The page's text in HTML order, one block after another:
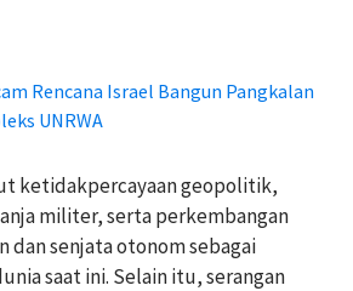
Rencana Israel Bangun Pangkalan
UNRWA
ketidakpercayaan geopolitik,
militer, serta perkembangan
dan senjata otonom sebagai
saat ini. Selain itu, serangan